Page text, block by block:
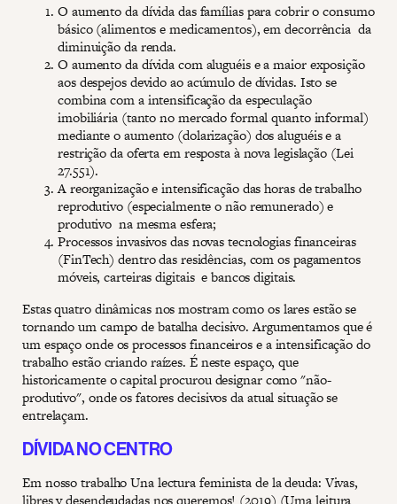
O aumento da dívida das famílias para cobrir o consumo
básico (alimentos e medicamentos), em decorrência da
diminuição da renda.
O aumento da dívida com aluguéis e a maior exposição
aos despejos devido ao acúmulo de dívidas. Isto se
combina com a intensificação da especulação
imobiliária (tanto no mercado formal quanto informal)
mediante o aumento (dolarização) dos aluguéis e a
restrição da oferta em resposta à nova legislação (Lei
27.551).
A reorganização e intensificação das horas de trabalho
reprodutivo (especialmente o não remunerado) e
produtivo na mesma esfera;
Processos invasivos das novas tecnologias financeiras
(FinTech) dentro das residências, com os pagamentos
móveis, carteiras digitais e bancos digitais.
Estas quatro dinâmicas nos mostram como os lares estão se
tornando um campo de batalha decisivo. Argumentamos que é
um espaço onde os processos financeiros e a intensificação do
trabalho estão criando raízes. É neste espaço, que
historicamente o capital procurou designar como "não-
produtivo", onde os fatores decisivos da atual situação se
entrelaçam.
DÍVIDA NO CENTRO
Em nosso trabalho Una lectura feminista de la deuda: Vivas,
libres y desendeudadas nos queremos! (2019) (Uma leitura